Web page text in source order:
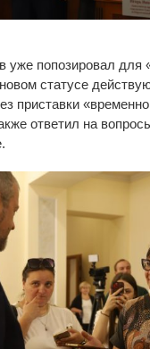
уже попозировал для
статусе
приставки «
ответил на
.